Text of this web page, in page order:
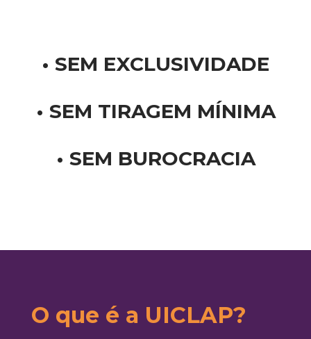
• SEM EXCLUSIVIDADE
• SEM TIRAGEM MÍNIMA
• SEM BUROCRACIA
O que é a UICLAP?